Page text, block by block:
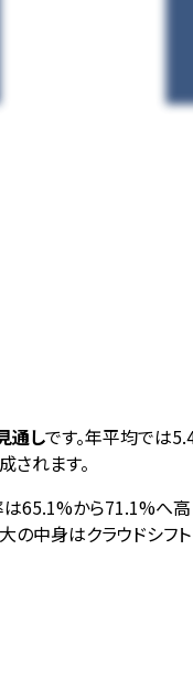
通しです。年平均では
されます。
65.1%から71.1%へ
中身はクラウドシフ